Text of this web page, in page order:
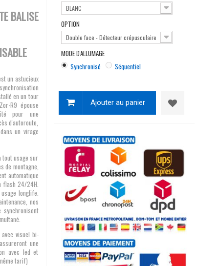
BALISE
un astucieux
en un tour
R9 épouse
pour une
d'autoroute,
un virage
tout usage sur
de montagne,
automatique
flash 24/24H.
longlife.
nos
visuel bi-
une
avec led et
tarif)
BLANC
OPTION
Double face - Détecteur crépusculaire
MODE D'ALLUMAGE
Synchronisé
Séquentiel
Ajouter au panier